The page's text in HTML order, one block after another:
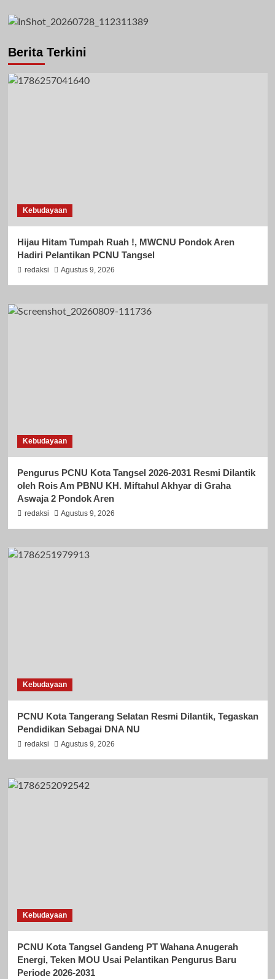
Berita Terkini
Kebudayaan
Hijau Hitam Tumpah Ruah !, MWCNU Pondok Aren
Hadiri Pelantikan PCNU Tangsel
redaksi Agustus 9, 2026
Kebudayaan
Pengurus PCNU Kota Tangsel 2026-2031 Resmi Dilantik
oleh Rois Am PBNU KH. Miftahul Akhyar di Graha
Aswaja 2 Pondok Aren
redaksi Agustus 9, 2026
Kebudayaan
PCNU Kota Tangerang Selatan Resmi Dilantik, Tegaskan
Pendidikan Sebagai DNA NU
redaksi Agustus 9, 2026
Kebudayaan
PCNU Kota Tangsel Gandeng PT Wahana Anugerah
Energi, Teken MOU Usai Pelantikan Pengurus Baru
Periode 2026-2031